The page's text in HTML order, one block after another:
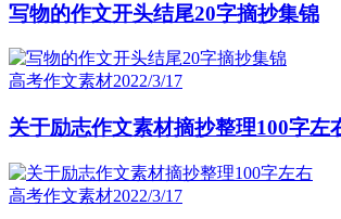
写物的作文开头结尾20字摘抄集锦
高考作文素材2022/3/17
关于励志作文素材摘抄整理100字左
高考作文素材2022/3/17